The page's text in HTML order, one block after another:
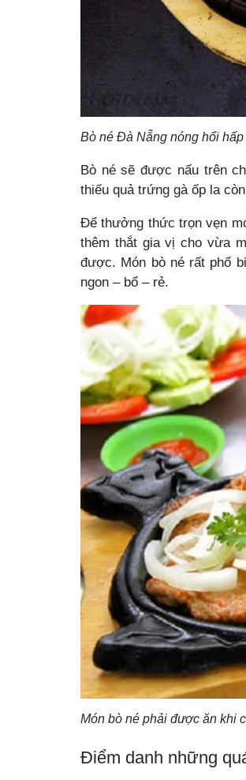
Bò né Đà Nẵng nóng hổi
Bò né sẽ được nấu trên
thiếu quả trứng gà ốp la
Để thưởng thức trọn vẹn
thêm thắt gia vị cho vừa
được. Món bò né rất phổ
ngon – bổ – rẻ.
Món bò né phải được ăn khi
Điểm danh những